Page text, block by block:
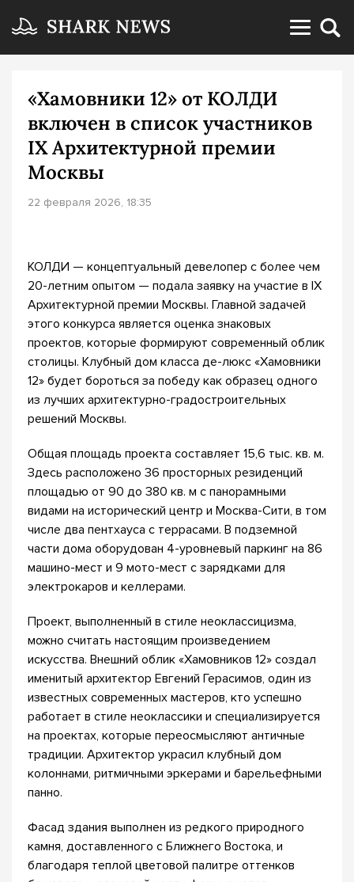
«Хамовники 12» от КОЛДИ
включен в список участников
IX Архитектурной премии
Москвы
22 февраля 2026, 18:35
КОЛДИ — концептуальный девелопер с более чем
20-летним опытом — подала заявку на участие в IX
Архитектурной премии Москвы. Главной задачей
этого конкурса является оценка знаковых
проектов, которые формируют современный облик
столицы. Клубный дом класса де-люкс «Хамовники
12» будет бороться за победу как образец одного
из лучших архитектурно-градостроительных
решений Москвы.
Общая площадь проекта составляет 15,6 тыс. кв. м.
Здесь расположено 36 просторных резиденций
площадью от 90 до 380 кв. м с панорамными
видами на исторический центр и Москва-Сити, в том
числе два пентхауса с террасами. В подземной
части дома оборудован 4-уровневый паркинг на 86
машино-мест и 9 мото-мест с зарядками для
электрокаров и келлерами.
Проект, выполненный в стиле неоклассицизма,
можно считать настоящим произведением
искусства. Внешний облик «Хамовников 12» создал
именитый архитектор Евгений Герасимов, один из
известных современных мастеров, кто успешно
работает в стиле неоклассики и специализируется
на проектах, которые переосмысляют античные
традиции. Архитектор украсил клубный дом
колоннами, ритмичными эркерами и барельефными
панно.
Фасад здания выполнен из редкого природного
камня, доставленного с Ближнего Востока, и
благодаря теплой цветовой палитре оттенков